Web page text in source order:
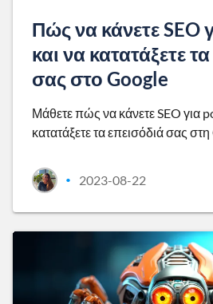
Πώς να κάνετε SEO
και να κατατάξετε
σας στο Google
Μάθετε πώς να κάνετε SEO για
κατατάξετε τα επεισόδιά σας
• 2023-08-22